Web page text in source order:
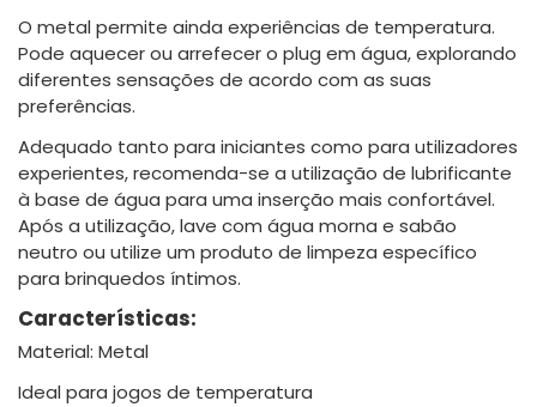
O metal permite ainda experiências de temperatura.
Pode aquecer ou arrefecer o plug em água, explorando
diferentes sensações de acordo com as suas
preferências.
Adequado tanto para iniciantes como para utilizadores
experientes, recomenda-se a utilização de lubrificante
à base de água para uma inserção mais confortável.
Após a utilização, lave com água morna e sabão
neutro ou utilize um produto de limpeza específico
para brinquedos íntimos.
Características:
Material: Metal
Ideal para jogos de temperatura